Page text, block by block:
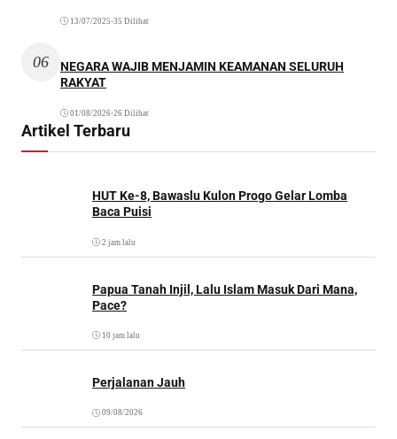
13/07/2025 •35 Dilihat
06
NEGARA WAJIB MENJAMIN KEAMANAN SELURUH
RAKYAT
01/08/2026•26 Dilihat
Artikel Terbaru
HUT Ke-8, Bawaslu Kulon Progo Gelar Lomba
Baca Puisi
2 jam lalu
Papua Tanah Injil, Lalu Islam Masuk Dari Mana,
Pace?
10 jam lalu
Perjalanan Jauh
09/08/2026